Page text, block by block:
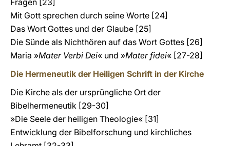
Fragen [23]
Mit Gott sprechen durch seine Worte [24]
Das Wort Gottes und der Glaube [25]
Die Sünde als Nichthören auf das Wort Gottes [26]
Maria »Mater Verbi Dei« und »Mater fidei« [27-28]
Die Hermeneutik der Heiligen Schrift in der Kirche
Die Kirche als der ursprüngliche Ort der
Bibelhermeneutik [29-30]
»Die Seele der heiligen Theologie« [31]
Entwicklung der Bibelforschung und kirchliches